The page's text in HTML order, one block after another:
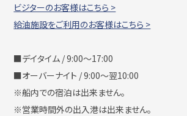
アクセス方法
撮影・ロケハン
ビジターのお客様はこちら >
給油施設をご利用のお客様はこちら >
■デイタイム / 9:00〜17:00
■オーバーナイト / 9:00〜翌10:00
※船内での宿泊は出来ません。
※営業時間外の出入港は出来ません。